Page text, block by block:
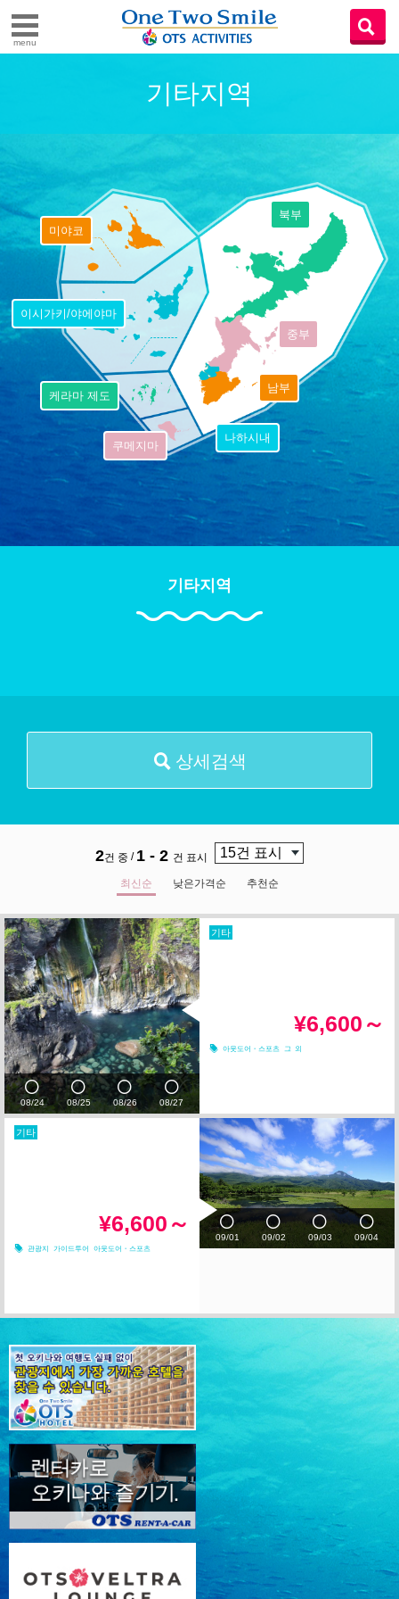
menu
기타지역
미야코
이시가키/야에야마
케라마 제도
쿠메지마
북부
중부
남부
나하시내
기타지역
상세검색
2건 중 / 1 - 2 건 표시
최신순 낮은가격순 추천순
08/24 08/25 08/26 08/27
기타
¥6,600～
아웃도어・스포츠 그 외
09/01 09/02 09/03 09/04
기타
¥6,600～
관광지 가이드투어 아웃도어・스포츠